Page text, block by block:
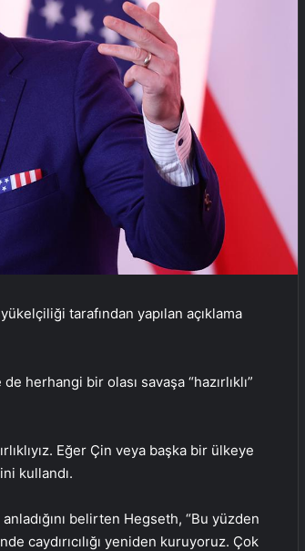
tarafından yapılan açıklama
herhangi bir olası savaşa “hazırlıklı”
Eğer Çin veya başka bir ülkeye
kullandı.
belirten Hegseth, “Bu yüzden
caydırıcılığı yeniden kuruyoruz. Çok